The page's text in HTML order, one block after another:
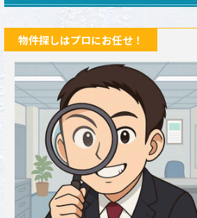
物件探しはプロにお任せ！